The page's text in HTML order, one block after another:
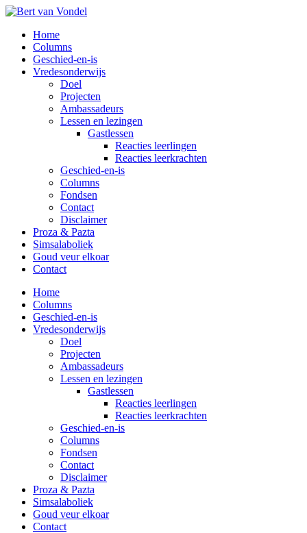
Overslaan
hoofd
inhoud
Toggle
mobiel
menu
Home
Columns
Geschied-en-is
Vredesonderwijs
Doel
Projecten
Ambassadeurs
Lessen en lezingen
Gastlessen
Reacties leerlingen
Reacties leerkrachten
Geschied-en-is
Columns
Fondsen
Contact
Disclaimer
Proza & Pazta
Simsalaboliek
Goud veur elkoar
Contact
Home
Columns
Geschied-en-is
Vredesonderwijs
Doel
Projecten
Ambassadeurs
Lessen en lezingen
Gastlessen
Reacties leerlingen
Reacties leerkrachten
Geschied-en-is
Columns
Fondsen
Contact
Disclaimer
Proza & Pazta
Simsalaboliek
Goud veur elkoar
Contact